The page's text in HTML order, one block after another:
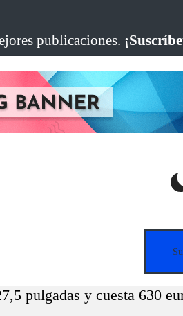
publicaciones.
pulgadas y cuesta 630